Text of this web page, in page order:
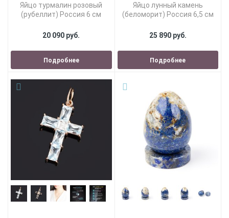
Яйцо турмалин розовый
(рубеллит) Россия 6 см
20 090 руб.
Подробнее
Яйцо лунный камень
(беломорит) Россия 6,5 см
25 890 руб.
Подробнее